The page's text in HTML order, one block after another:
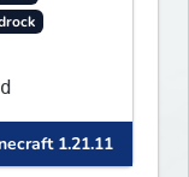
1.21.11